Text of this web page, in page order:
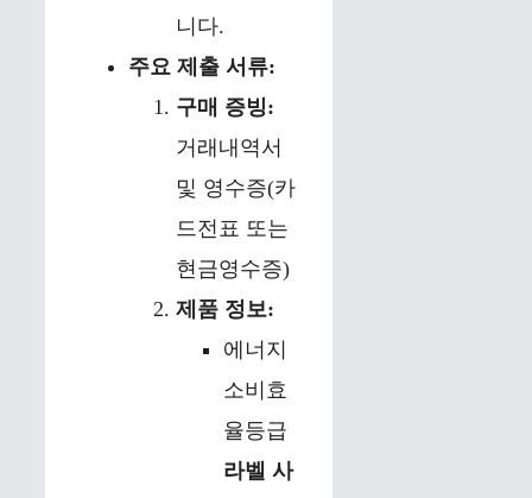
니다.
주요 제출 서류:
구매 증빙:
거래내역서
및 영수증(카
드전표 또는
현금영수증)
제품 정보:
에너지
소비효
율등급
라벨 사